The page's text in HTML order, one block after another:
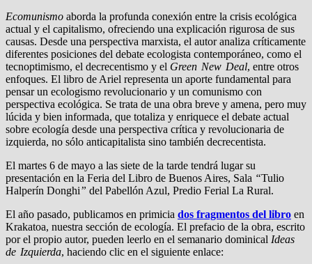
Ecomunismo aborda la profunda conexión entre la crisis ecológica
actual y el capitalismo, ofreciendo una explicación rigurosa de sus
causas. Desde una perspectiva marxista, el autor analiza críticamente
diferentes posiciones del debate ecologista contemporáneo, como el
tecnoptimismo, el decrecentismo y el Green New Deal, entre otros
enfoques. El libro de Ariel representa un aporte fundamental para
pensar un ecologismo revolucionario y un comunismo con
perspectiva ecológica. Se trata de una obra breve y amena, pero muy
lúcida y bien informada, que totaliza y enriquece el debate actual
sobre ecología desde una perspectiva crítica y revolucionaria de
izquierda, no sólo anticapitalista sino también decrecentista.
El martes 6 de mayo a las siete de la tarde tendrá lugar su
presentación en la Feria del Libro de Buenos Aires, Sala “Tulio
Halperín Donghi” del Pabellón Azul, Predio Ferial La Rural.
El año pasado, publicamos en primicia dos fragmentos del libro en
Krakatoa, nuestra sección de ecología. El prefacio de la obra, escrito
por el propio autor, pueden leerlo en el semanario dominical Ideas
de Izquierda, haciendo clic en el siguiente enlace: